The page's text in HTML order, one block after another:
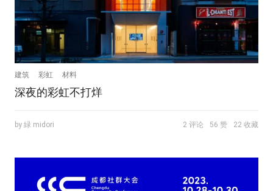
建筑 彩虹 材料
深夜的彩虹不打烊
by 緑 midori 2 评论 56 赞 22 收藏